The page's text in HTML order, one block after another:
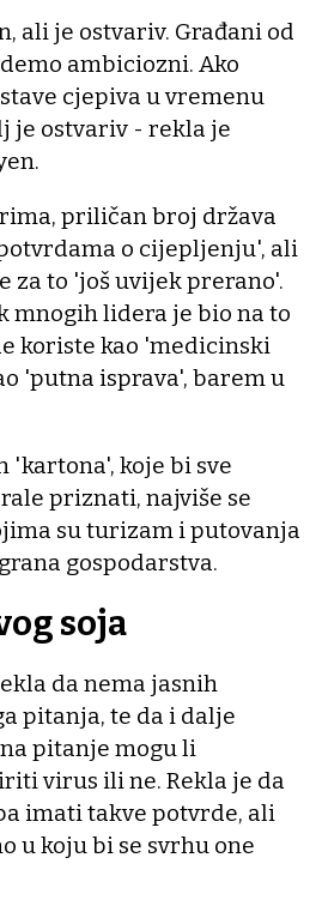
ali je ostvariv. Građani od
ambiciozni. Ako
cjepiva u vremenu
je ostvariv - rekla je
priličan broj država
o cijepljenju', ali
za to 'još uvijek prerano'.
mnogih lidera je bio na to
koriste kao 'medicinski
'putna isprava', barem u
'kartona', koje bi sve
priznati, najviše se
su turizam i putovanja
gospodarstva.
soja
da nema jasnih
pitanja, te da i dalje
pitanje mogu li
virus ili ne. Rekla je da
imati takve potvrde, ali
u koju bi se svrhu one